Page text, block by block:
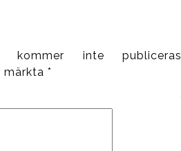
kommer inte
märkta *